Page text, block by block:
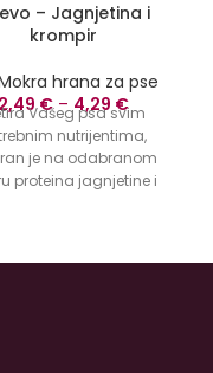
– Jagnjetina i
krompir
hrana za pse
€–4,29€
Vašeg psa svim
nutrijentima,
je na odabranom
proteina jagnjetine i